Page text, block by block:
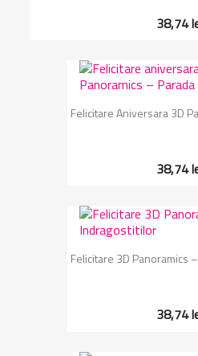
38,74
Felicitare Aniversara 3D
38,74
Felicitare 3D Panoramics
38,74